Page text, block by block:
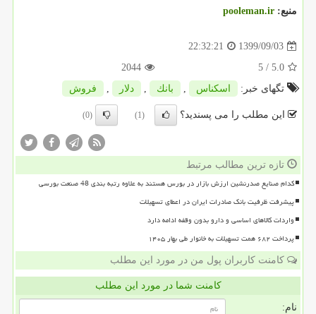
منبع: pooleman.ir
1399/09/03
22:32:21
5.0
/ 5
2044
تگهای خبر:
اسكناس , بانك , دلار , فروش
این مطلب را می پسندید؟ (1)
(0)
تازه ترین مطالب مرتبط
کدام صنایع صدرنشین ارزش بازار در بورس هستند به علاوه رتبه بندی 48 صنعت بورسی
پیشرفت ظرفیت بانک صادرات ایران در اعطای تسهیلات
واردات کالاهای اساسی و دارو بدون وقفه ادامه دارد
پرداخت ۶۸۲ همت تسهیلات به خانوار طی بهار ۱۴۰۵
کامنت کاربران پول من در مورد این مطلب
کامنت شما در مورد این مطلب
نام: